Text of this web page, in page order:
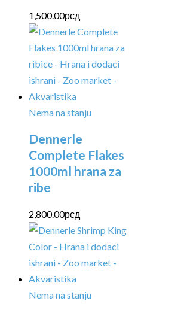
1,500.00рсд
Nema na stanju
Dennerle
Complete Flakes
1000ml hrana za
ribe
2,800.00рсд
Nema na stanju